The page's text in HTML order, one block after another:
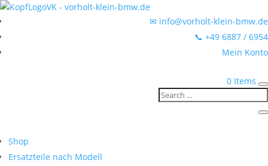
✉ info@vorholt-klein-bmw.de
📞 +49 6887 / 6954
Mein Konto
0 Items
Shop
Ersatzteile nach Modell